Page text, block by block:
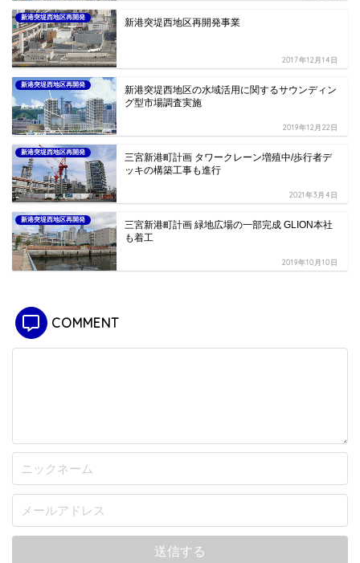
新港突堤西地区再開発 新港突堤西地区再開発事業
2017年12月14日
新港突堤西地区再開発
新港突堤西地区の水域活用に関するサウンディン
グ型市場調査実施
2019年12月22日
新港突堤西地区再開発
三宮新港町計画 タワークレーン増殖中/歩行者デ
ッキの構築工事も進行
2021年3月4日
新港突堤西地区再開発
三宮新港町計画 緑地広場の一部完成 GLION本社
も着工
2019年10月10日
COMMENT